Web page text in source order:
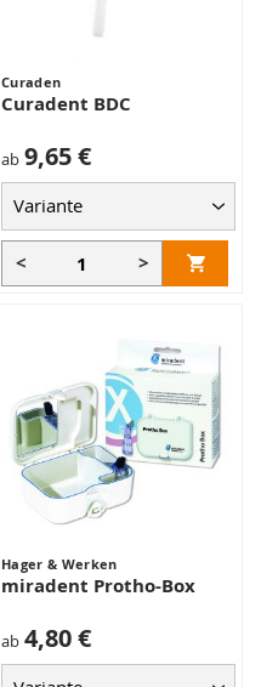
Curaden
Curadent BDC
ab 9,65 €
< >
Hager & Werken
miradent Protho-Box
ab 4,80 €